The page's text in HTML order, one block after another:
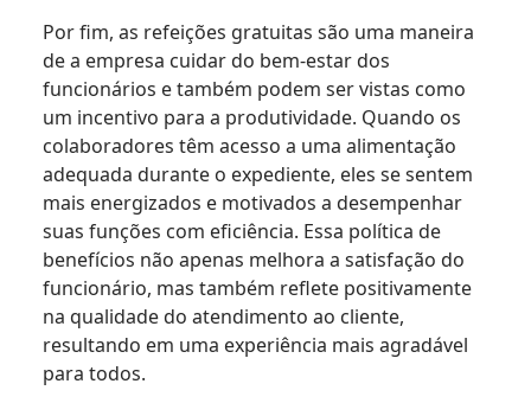
Por fim, as refeições gratuitas são uma maneira
de a empresa cuidar do bem-estar dos
funcionários e também podem ser vistas como
um incentivo para a produtividade. Quando os
colaboradores têm acesso a uma alimentação
adequada durante o expediente, eles se sentem
mais energizados e motivados a desempenhar
suas funções com eficiência. Essa política de
benefícios não apenas melhora a satisfação do
funcionário, mas também reflete positivamente
na qualidade do atendimento ao cliente,
resultando em uma experiência mais agradável
para todos.